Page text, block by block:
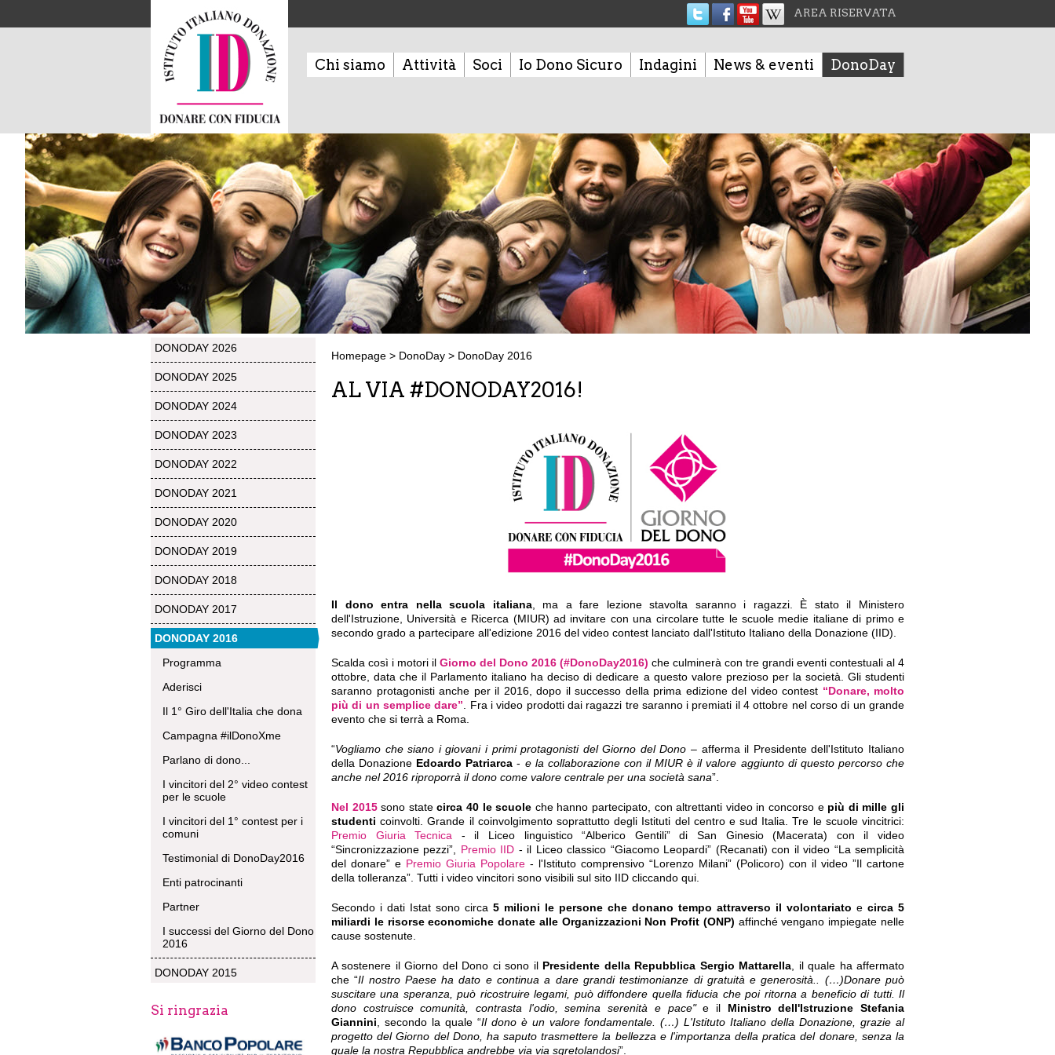
AREA RISERVATA
Chi siamo Attività Soci Io Dono Sicuro Indagini News & eventi DonoDay
DONODAY 2026
DONODAY 2025
DONODAY 2024
DONODAY 2023
DONODAY 2022
DONODAY 2021
DONODAY 2020
DONODAY 2019
DONODAY 2018
DONODAY 2017
DONODAY 2016
Programma
Aderisci
Il 1° Giro dell'Italia che dona
Campagna #ilDonoXme
Parlano di dono...
I vincitori del 2° video contest
per le scuole
I vincitori del 1° contest per i
comuni
Testimonial di DonoDay2016
Enti patrocinanti
Partner
I successi del Giorno del Dono
2016
DONODAY 2015
Si ringrazia
Homepage > DonoDay > DonoDay 2016
AL VIA #DONODAY2016!
Il dono entra nella scuola italiana, ma a fare lezione stavolta saranno i ragazzi. È stato il Ministero
dell'Istruzione, Università e Ricerca (MIUR) ad invitare con una circolare tutte le scuole medie italiane di primo e
secondo grado a partecipare all'edizione 2016 del video contest lanciato dall'Istituto Italiano della Donazione (IID).
Scalda così i motori il Giorno del Dono 2016 (#DonoDay2016) che culminerà con tre grandi eventi contestuali al 4
ottobre, data che il Parlamento italiano ha deciso di dedicare a questo valore prezioso per la società. Gli studenti
saranno protagonisti anche per il 2016, dopo il successo della prima edizione del video contest “Donare, molto
più di un semplice dare”. Fra i video prodotti dai ragazzi tre saranno i premiati il 4 ottobre nel corso di un grande
evento che si terrà a Roma.
“Vogliamo che siano i giovani i primi protagonisti del Giorno del Dono – afferma il Presidente dell'Istituto Italiano
della Donazione Edoardo Patriarca - e la collaborazione con il MIUR è il valore aggiunto di questo percorso che
anche nel 2016 riproporrà il dono come valore centrale per una società sana”.
Nel 2015sono statecirca 40 le scuole che hanno partecipato, con altrettanti video in concorso e più di mille gli
studenti coinvolti. Grande il coinvolgimento soprattutto degli Istituti del centro e sud Italia. Tre le scuole vincitrici:
Premio Giuria Tecnica - il Liceo linguistico “Alberico Gentili” di San Ginesio (Macerata) con il video
“Sincronizzazione pezzi”, Premio IID - il Liceo classico “Giacomo Leopardi” (Recanati) con il video “La semplicità
del donare” e Premio Giuria Popolare - l'Istituto comprensivo “Lorenzo Milani” (Policoro) con il video ”Il cartone
della tolleranza”. Tutti i video vincitori sono visibili sul sito IID cliccando qui.
Secondo i dati Istat sono circa 5 milioni le persone che donano tempo attraverso il volontariato e circa 5
miliardi le risorse economiche donate alle Organizzazioni Non Profit (ONP) affinché vengano impiegate nelle
cause sostenute.
A sostenere il Giorno del Dono ci sono il Presidente della Repubblica Sergio Mattarella, il quale ha affermato
che “Il nostro Paese ha dato e continua a dare grandi testimonianze di gratuità e generosità.. (…)Donare può
suscitare una speranza, può ricostruire legami, può diffondere quella fiducia che poi ritorna a beneficio di tutti. Il
dono costruisce comunità, contrasta l'odio, semina serenità e pace"e il Ministro dell'Istruzione Stefania
Giannini, secondo la quale “Il dono è un valore fondamentale. (…) L'Istituto Italiano della Donazione, grazie al
progetto del Giorno del Dono, ha saputo trasmettere la bellezza e l'importanza della pratica del donare, senza la
quale la nostra Repubblica andrebbe via via sgretolandosi”.